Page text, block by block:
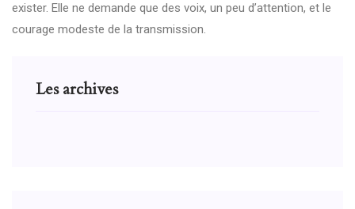
exister. Elle ne demande que des voix, un peu d’attention, et le
courage modeste de la transmission.
Les archives